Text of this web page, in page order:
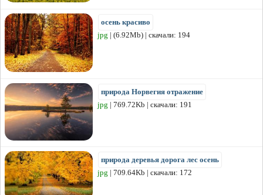
осень красиво
jpg | (6.92Mb) | скачали: 194
природа Норвегия отражение
jpg | 769.72Kb | скачали: 191
природа деревья дорога лес осень
jpg | 709.64Kb | скачали: 172